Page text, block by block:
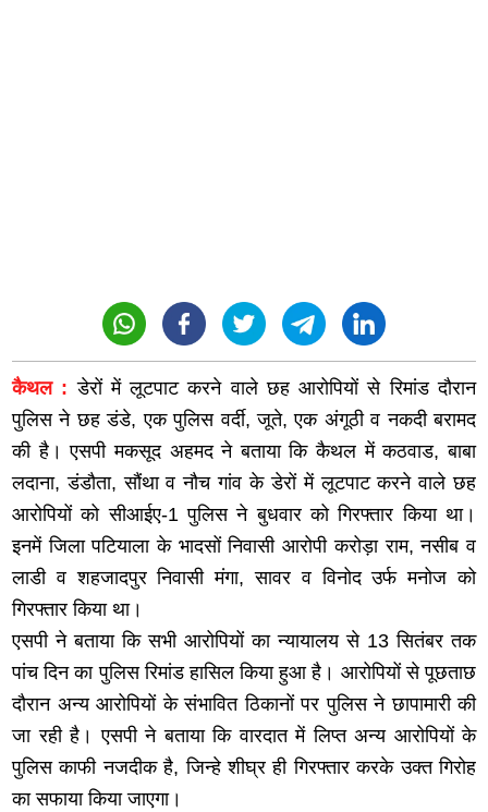
कैथल : डेरों में लूटपाट करने वाले छह आरोपियों से रिमांड दौरान
पुलिस ने छह डंडे, एक पुलिस वर्दी, जूते, एक अंगूठी व नकदी बरामद
की है। एसपी मकसूद अहमद ने बताया कि कैथल में कठवाड, बाबा
लदाना, डंडौता, सौंथा व नौच गांव के डेरों में लूटपाट करने वाले छह
आरोपियों को सीआईए-1 पुलिस ने बुधवार को गिरफ्तार किया था।
इनमें जिला पटियाला के भादसों निवासी आरोपी करोड़ा राम, नसीब व
लाडी व शहजादपुर निवासी मंगा, सावर व विनोद उर्फ मनोज को
गिरफ्तार किया था।
एसपी ने बताया कि सभी आरोपियों का न्यायालय से 13 सितंबर तक
पांच दिन का पुलिस रिमांड हासिल किया हुआ है। आरोपियों से पूछताछ
दौरान अन्य आरोपियों के संभावित ठिकानों पर पुलिस ने छापामारी की
जा रही है। एसपी ने बताया कि वारदात में लिप्त अन्य आरोपियों के
पुलिस काफी नजदीक है, जिन्हे शीघ्र ही गिरफ्तार करके उक्त गिरोह
का सफाया किया जाएगा।